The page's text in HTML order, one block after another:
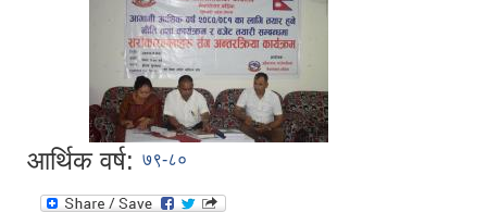
आर्थिक वर्ष: ७९-८०